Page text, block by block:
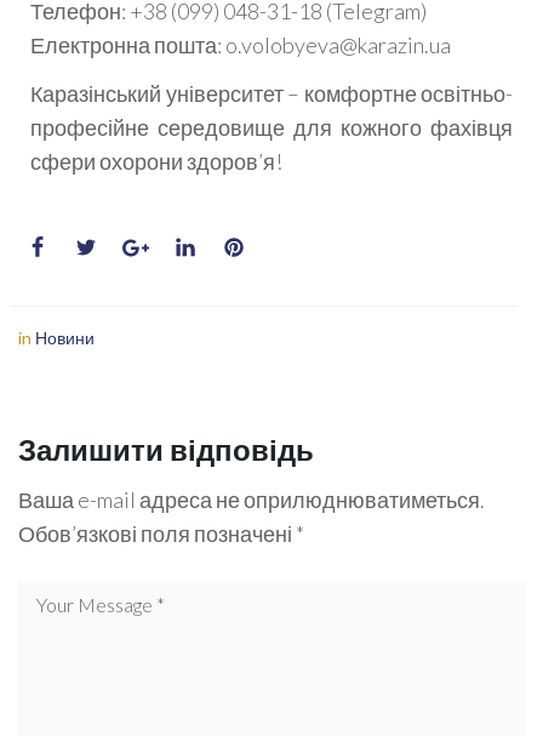
Телефон: +38 (099) 048-31-18 (Telegram)
Електронна пошта: o.volobyeva@karazin.ua
Каразінський університет – комфортне освітньо-
професійне середовище для кожного фахівця
сфери охорони здоров’я!
in Новини
Залишити відповідь
Ваша e-mail адреса не оприлюднюватиметься.
Обов’язкові поля позначені *